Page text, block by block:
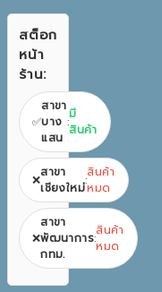
สต็อก
หน้า
ร้าน:
✅
สาขา
บาง
แสน
:มี
สินค้า
❌สาขา
เชียงใหม่:สินค้า
หมด
❌
สาขา
พัฒนาการ
กทม.
:สินค้า
หมด